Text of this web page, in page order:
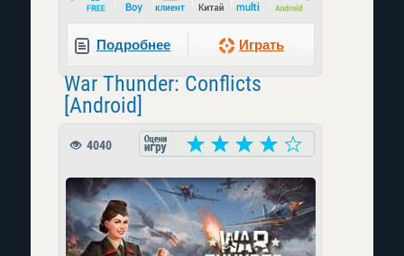
Подробнее Играть
War Thunder: Conflicts
[Android]
4040